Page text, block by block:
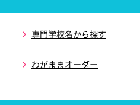
専門学校名から探す
わがままオーダー